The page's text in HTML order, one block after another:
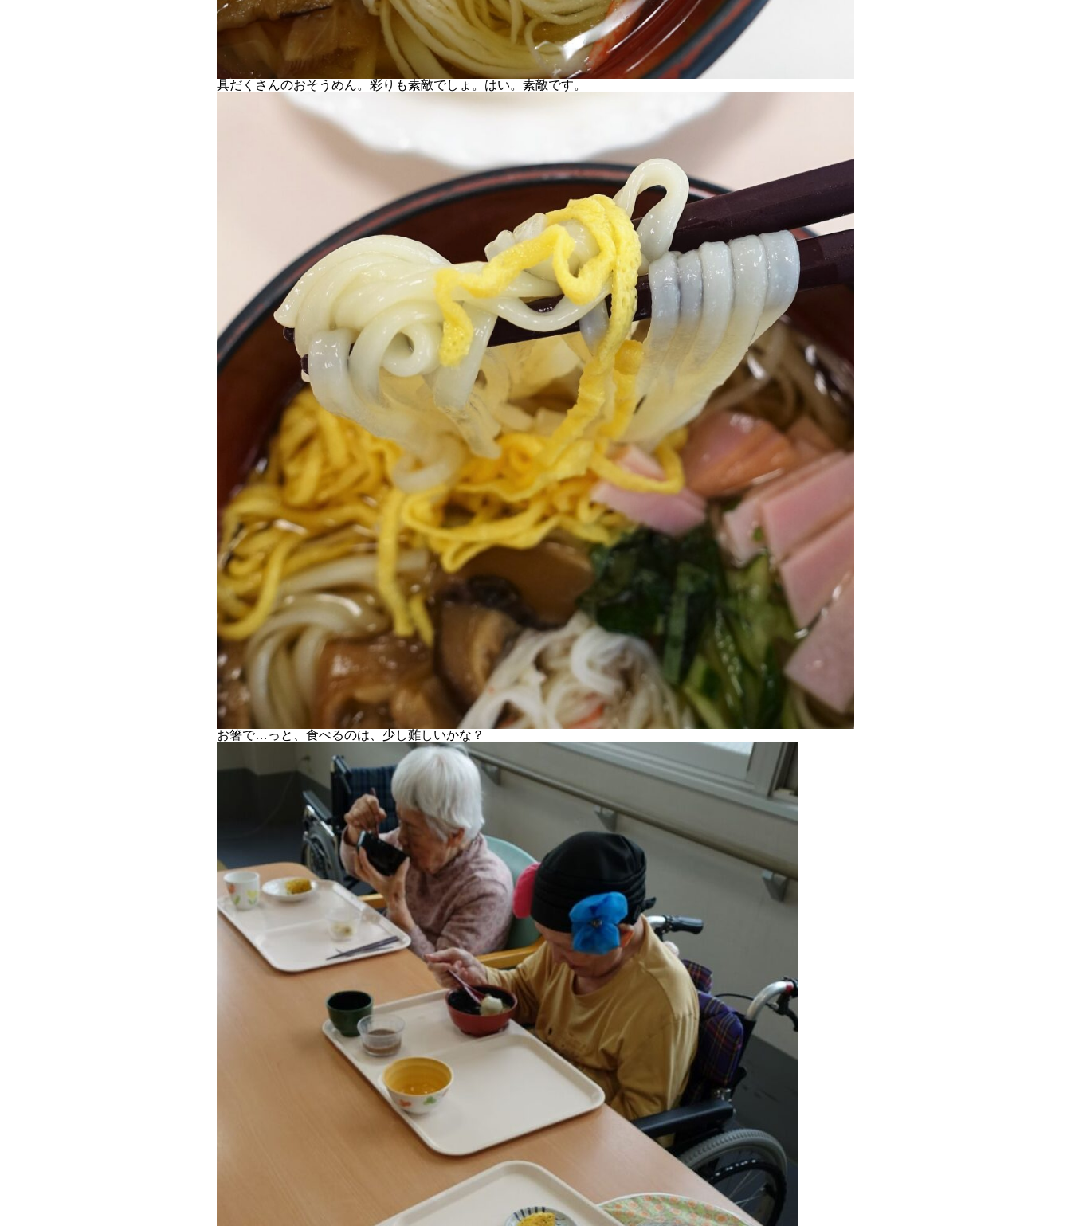
具だくさんのおそうめん。彩りも素敵でしょ。はい。素敵です。
お箸で…っと、食べるのは、少し難しいかな？